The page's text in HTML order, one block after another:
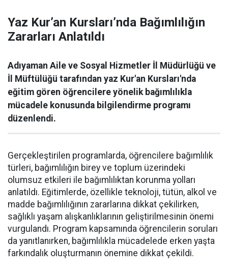
Yaz Kur’an Kursları’nda Bağımlılığın
Zararları Anlatıldı
Adıyaman Aile ve Sosyal Hizmetler İl Müdürlüğü ve
İl Müftülüğü tarafından yaz Kur'an Kursları'nda
eğitim gören öğrencilere yönelik bağımlılıkla
mücadele konusunda bilgilendirme programı
düzenlendi.
Gerçekleştirilen programlarda, öğrencilere bağımlılık
türleri, bağımlılığın birey ve toplum üzerindeki
olumsuz etkileri ile bağımlılıktan korunma yolları
anlatıldı. Eğitimlerde, özellikle teknoloji, tütün, alkol ve
madde bağımlılığının zararlarına dikkat çekilirken,
sağlıklı yaşam alışkanlıklarının geliştirilmesinin önemi
vurgulandı. Program kapsamında öğrencilerin soruları
da yanıtlanırken, bağımlılıkla mücadelede erken yaşta
farkındalık oluşturmanın önemine dikkat çekildi.